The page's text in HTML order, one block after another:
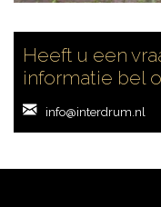
Heeft u een
informatie bel
info@interdrum.nl